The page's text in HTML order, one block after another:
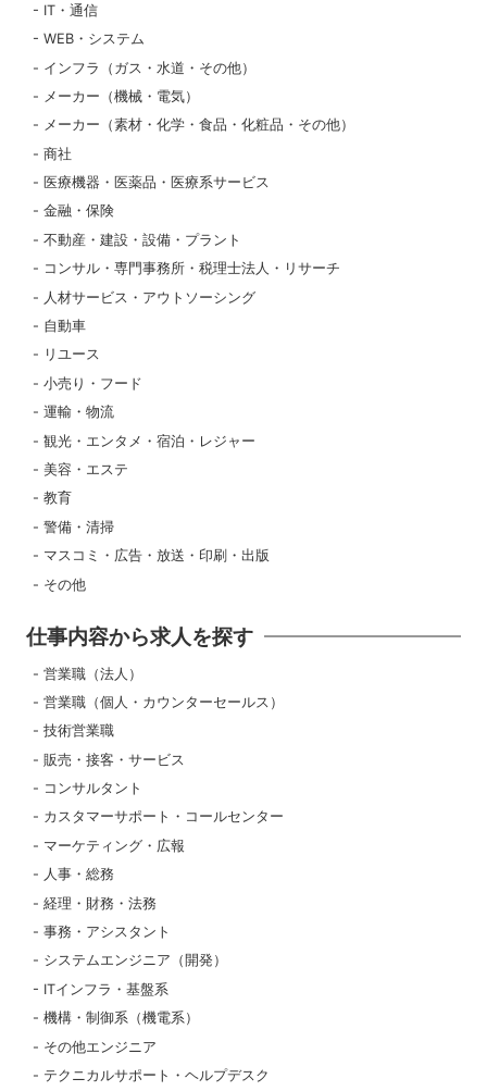
IT・通信
WEB・システム
インフラ（ガス・水道・その他）
メーカー（機械・電気）
メーカー（素材・化学・食品・化粧品・その他）
商社
医療機器・医薬品・医療系サービス
金融・保険
不動産・建設・設備・プラント
コンサル・専門事務所・税理士法人・リサーチ
人材サービス・アウトソーシング
自動車
リユース
小売り・フード
運輸・物流
観光・エンタメ・宿泊・レジャー
美容・エステ
教育
警備・清掃
マスコミ・広告・放送・印刷・出版
その他
仕事内容から求人を探す
営業職（法人）
営業職（個人・カウンターセールス）
技術営業職
販売・接客・サービス
コンサルタント
カスタマーサポート・コールセンター
マーケティング・広報
人事・総務
経理・財務・法務
事務・アシスタント
システムエンジニア（開発）
ITインフラ・基盤系
機構・制御系（機電系）
その他エンジニア
テクニカルサポート・ヘルプデスク